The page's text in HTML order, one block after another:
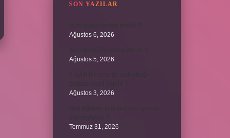
SON YAZILAR
Ağustos 6, 2026
Ağustos 5, 2026
Ağustos 3, 2026
Temmuz 31, 2026